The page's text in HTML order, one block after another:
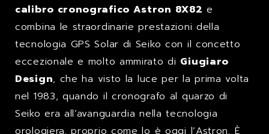
calibro cronografico Astron 8X82 e
combina le straordinarie prestazioni della
tecnologia GPS Solar di Seiko con il concetto
eccezionale e molto ammirato di Giugiaro
Design, che ha visto la luce per la prima volta
nel 1983, quando il cronografo al quarzo di
Seiko era all’avanguardia nella tecnologia
orologiera, proprio come lo è oggi l’Astron. È